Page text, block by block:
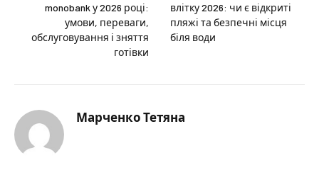
monobank у 2026 році:
умови, переваги,
обслуговування і зняття
готівки
влітку 2026: чи є відкриті
пляжі та безпечні місця
біля води
Марченко Тетяна